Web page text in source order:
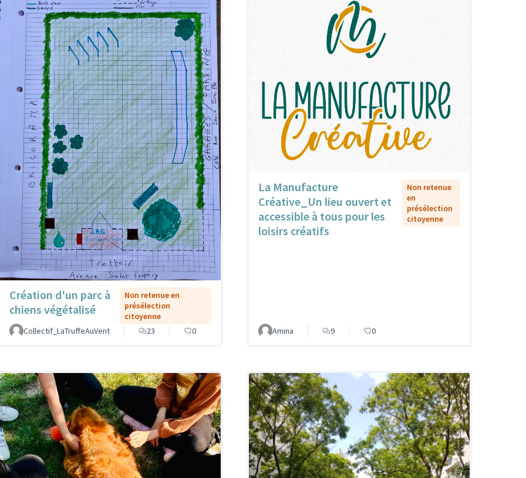
Création d'un parc à
chiens végétalisé
Non retenue en
présélection
citoyenne
Collectif_LaTruffeAuVent
23 0
La Manufacture
Créative_Un lieu ouvert et
accessible à tous pour les
loisirs créatifs
Non retenue
en
présélection
citoyenne
Amina 9 0